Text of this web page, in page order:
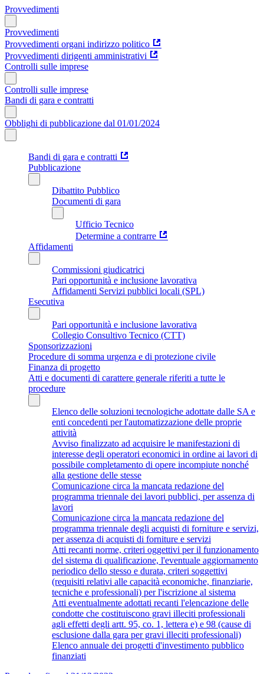
Provvedimenti
Provvedimenti
Provvedimenti organi indirizzo politico
Provvedimenti dirigenti amministrativi
Controlli sulle imprese
Controlli sulle imprese
Bandi di gara e contratti
Obblighi di pubblicazione dal 01/01/2024
Bandi di gara e contratti
Pubblicazione
Dibattito Pubblico
Documenti di gara
Ufficio Tecnico
Determine a contrarre
Affidamenti
Commissioni giudicatrici
Pari opportunità e inclusione lavorativa
Affidamenti Servizi pubblici locali (SPL)
Esecutiva
Pari opportunità e inclusione lavorativa
Collegio Consultivo Tecnico (CTT)
Sponsorizzazioni
Procedure di somma urgenza e di protezione civile
Finanza di progetto
Atti e documenti di carattere generale riferiti a tutte le
procedure
Elenco delle soluzioni tecnologiche adottate dalle SA e
enti concedenti per l'automatizzazione delle proprie
attività
Avviso finalizzato ad acquisire le manifestazioni di
interesse degli operatori economici in ordine ai lavori di
possibile completamento di opere incompiute nonché
alla gestione delle stesse
Comunicazione circa la mancata redazione del
programma triennale dei lavori pubblici, per assenza di
lavori
Comunicazione circa la mancata redazione del
programma triennale degli acquisti di forniture e servizi,
per assenza di acquisti di forniture e servizi
Atti recanti norme, criteri oggettivi per il funzionamento
del sistema di qualificazione, l'eventuale aggiornamento
periodico dello stesso e durata, criteri soggettivi
(requisiti relativi alle capacità economiche, finanziarie,
tecniche e professionali) per l'iscrizione al sistema
Atti eventualmente adottati recanti l'elencazione delle
condotte che costituiscono gravi illeciti professionali
agli effetti degli artt. 95, co. 1, lettera e) e 98 (cause di
esclusione dalla gara per gravi illeciti professionali)
Elenco annuale dei progetti d'investimento pubblico
finanziati